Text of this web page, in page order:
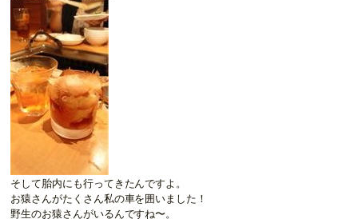
そして胎内にも行ってきたんですよ。
お猿さんがたくさん私の車を囲いました！
野生のお猿さんがいるんですね〜。